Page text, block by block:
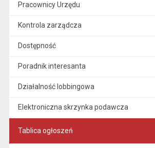
Pracownicy Urzędu
Kontrola zarządcza
Dostępność
Poradnik interesanta
Działalność lobbingowa
Elektroniczna skrzynka podawcza
Tablica ogłoszeń